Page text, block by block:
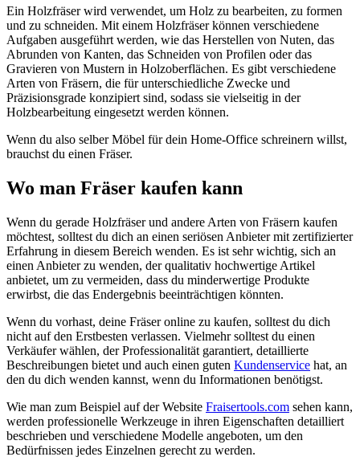
Ein Holzfräser wird verwendet, um Holz zu bearbeiten, zu formen
und zu schneiden. Mit einem Holzfräser können verschiedene
Aufgaben ausgeführt werden, wie das Herstellen von Nuten, das
Abrunden von Kanten, das Schneiden von Profilen oder das
Gravieren von Mustern in Holzoberflächen. Es gibt verschiedene
Arten von Fräsern, die für unterschiedliche Zwecke und
Präzisionsgrade konzipiert sind, sodass sie vielseitig in der
Holzbearbeitung eingesetzt werden können.
Wenn du also selber Möbel für dein Home-Office schreinern willst,
brauchst du einen Fräser.
Wo man Fräser kaufen kann
Wenn du gerade Holzfräser und andere Arten von Fräsern kaufen
möchtest, solltest du dich an einen seriösen Anbieter mit zertifizierter
Erfahrung in diesem Bereich wenden. Es ist sehr wichtig, sich an
einen Anbieter zu wenden, der qualitativ hochwertige Artikel
anbietet, um zu vermeiden, dass du minderwertige Produkte
erwirbst, die das Endergebnis beeinträchtigen könnten.
Wenn du vorhast, deine Fräser online zu kaufen, solltest du dich
nicht auf den Erstbesten verlassen. Vielmehr solltest du einen
Verkäufer wählen, der Professionalität garantiert, detaillierte
Beschreibungen bietet und auch einen guten Kundenservice hat, an
den du dich wenden kannst, wenn du Informationen benötigst.
Wie man zum Beispiel auf der Website Fraisertools.com sehen kann,
werden professionelle Werkzeuge in ihren Eigenschaften detailliert
beschrieben und verschiedene Modelle angeboten, um den
Bedürfnissen jedes Einzelnen gerecht zu werden.